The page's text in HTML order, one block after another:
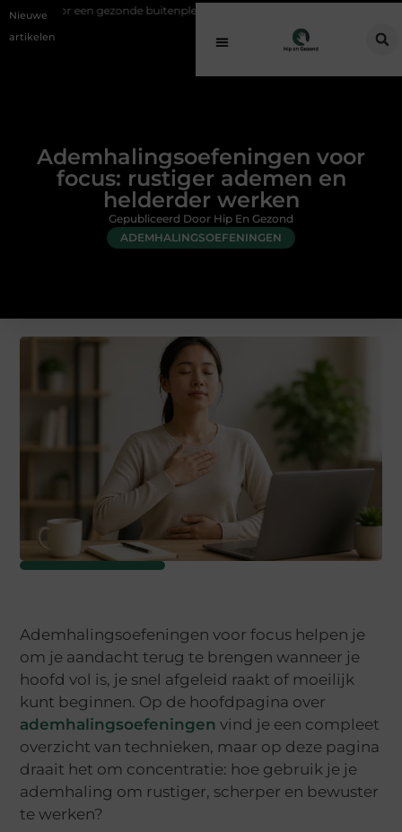
Nieuwe
artikelen
buitenplek Sfeer en comfort zonder gedoe met een elektrische
Ademhalingsoefeningen voor
focus: rustiger ademen en
helderder werken
ADEMHALINGSOEFENINGEN
Gepubliceerd Door Hip En Gezond
Ademhalingsoefeningen voor focus helpen je
om je aandacht terug te brengen wanneer je
hoofd vol is, je snel afgeleid raakt of moeilijk
kunt beginnen. Op de hoofdpagina over
ademhalingsoefeningen vind je een compleet
overzicht van technieken, maar op deze pagina
draait het om concentratie: hoe gebruik je je
ademhaling om rustiger, scherper en bewuster
te werken?